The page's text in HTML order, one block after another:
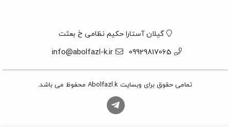
گیلان آستارا حکیم نظامی خ بعثت
09929817065
info@abolfazl-k.ir
تمامی حقوق برای وبسایت Abolfazl.k محفوظ می باشد.